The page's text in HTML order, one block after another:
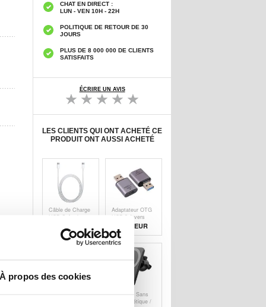
À propos des cookies
CHAT EN DIRECT :
LUN - VEN 10H - 22H
POLITIQUE DE RETOUR DE 30
JOURS
PLUS DE 8 000 000 DE CLIENTS
SATISFAITS
ÉCRIRE UN AVIS
LES CLIENTS QUI ONT ACHETÉ CE
PRODUIT ONT AUSSI ACHETÉ
Câble de Charge
USB-C Apple
Adaptateur OTG
USB 3.1 vers
USB-C Haute
Vitesse - 10
Gbit/s
8,90 EUR
Chargeur Sans
Fil Magnétique /